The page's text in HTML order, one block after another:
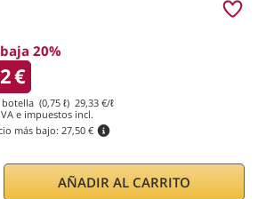
20%
€
(0,75 ℓ) 29,33 €/ℓ
IVA e impuestos incl.
más bajo: 27,50 €
AÑADIR AL CARRITO